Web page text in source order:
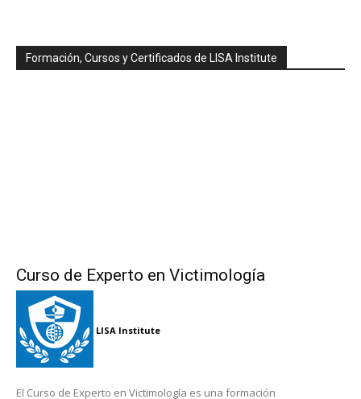
Formación, Cursos y Certificados de LISA Institute
Curso de Experto en Victimología
LISA Institute
El Curso de Experto en Victimología es una formación